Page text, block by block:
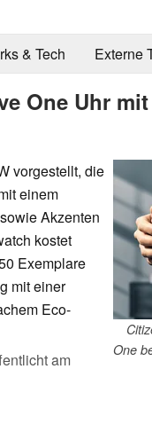
& Tech Externe
One Uhr
One
vorgestellt, die
einem
Akzenten
kostet
Exemplare
mit einer
Eco-
am